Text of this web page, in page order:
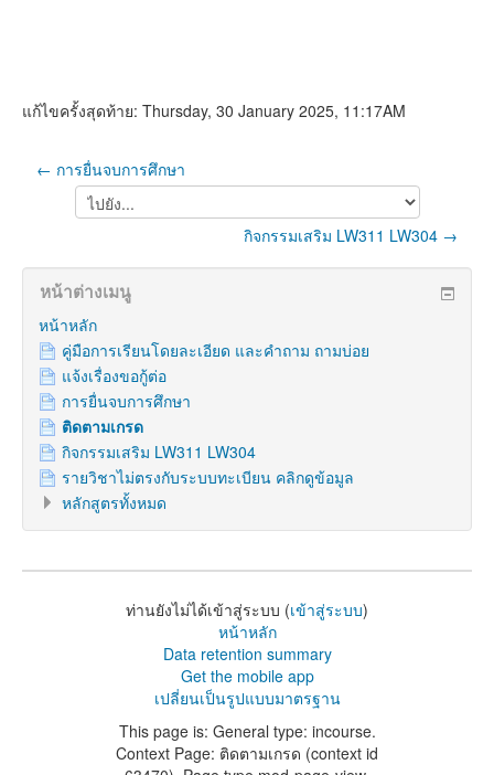
แก้ไขครั้งสุดท้าย: Thursday, 30 January 2025, 11:17AM
← การยื่นจบการศึกษา
ไป
ยัง...
กิจกรรมเสริม LW311 LW304 →
หน้าต่างเมนู
หน้าหลัก
คู่มือการเรียนโดยละเอียด และคำถาม ถามบ่อย
แจ้งเรื่องขอกู้ต่อ
การยื่นจบการศึกษา
ติดตามเกรด
กิจกรรมเสริม LW311 LW304
รายวิชาไม่ตรงกับระบบทะเบียน คลิกดูข้อมูล
หลักสูตรทั้งหมด
ท่านยังไม่ได้เข้าสู่ระบบ (เข้าสู่ระบบ)
หน้าหลัก
Data retention summary
Get the mobile app
เปลี่ยนเป็นรูปแบบมาตรฐาน
This page is: General type: incourse.
Context Page: ติดตามเกรด (context id